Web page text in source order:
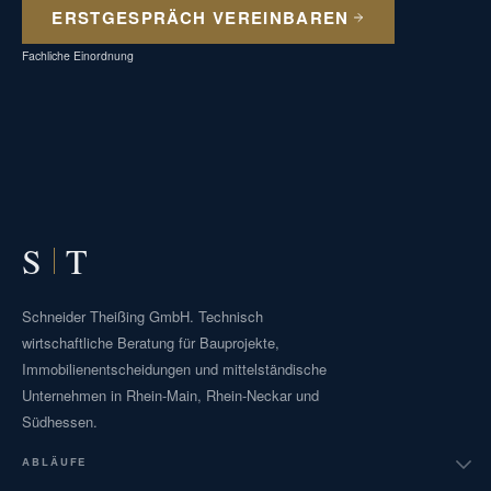
ERSTGESPRÄCH VEREINBAREN
Fachliche Einordnung
S T
Schneider Theißing GmbH. Technisch
wirtschaftliche Beratung für Bauprojekte,
Immobilienentscheidungen und mittelständische
Unternehmen in Rhein-Main, Rhein-Neckar und
Südhessen.
ABLÄUFE